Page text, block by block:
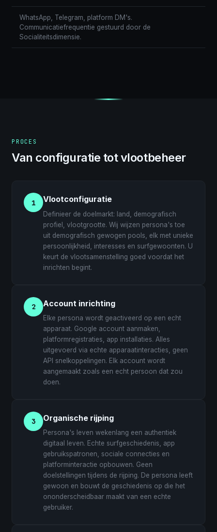
WhatsApp, Telegram, platform DM's.
Communicatiefrequentie gestuurd door de
Socialiteitsdimensie.
PROCES
Van configuratie tot vlootbeheer
1 Vlootconfiguratie
Definieer de doelmarkt: land, demografisch
profiel, vlootgrootte. Wij wijzen persona's toe
uit demografisch gewogen pools, elk met unieke
persoonlijkheid, interesses en surfgewoonten. U
keurt de vlootsamenstelling goed voordat het
inrichten begint.
2 Account inrichting
Elke persona wordt geactiveerd op een echt
apparaat. Google account aanmaken,
platformregistraties, app installaties. Alles
uitgevoerd via echte apparaatinteracties, geen
API snelkoppelingen. Elk account wordt
aangemaakt zoals een echt persoon dat zou
doen.
3 Organische rijping
Persona's leven wekenlang een authentiek
digitaal leven. Echte surfgeschiedenis, app
gebruikspatronen, sociale connecties en
platforminteractie opbouwen. Geen
doelstellingen tijdens de rijping. De persona leeft
gewoon en bouwt de geschiedenis op die het
ononderscheidbaar maakt van een echte
gebruiker.